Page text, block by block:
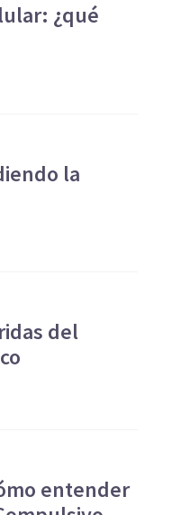
¿qué
la
del
entender